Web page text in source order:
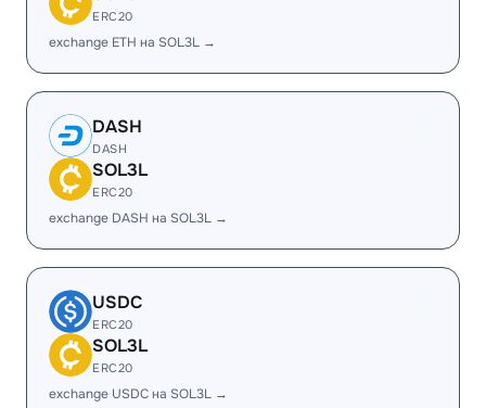
ERC20
exchange ETH на SOL3L →
DASH
DASH
SOL3L
ERC20
exchange DASH на SOL3L →
USDC
ERC20
SOL3L
ERC20
exchange USDC на SOL3L →